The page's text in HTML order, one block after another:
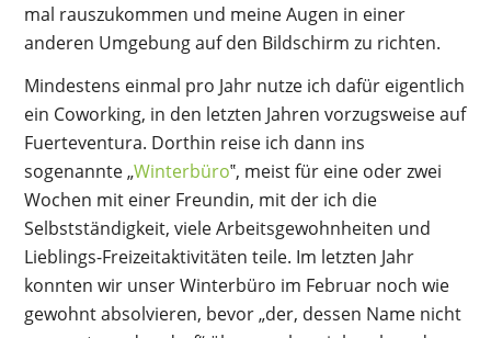
mal rauszukommen und meine Augen in einer
anderen Umgebung auf den Bildschirm zu richten.
Mindestens einmal pro Jahr nutze ich dafür eigentlich
ein Coworking, in den letzten Jahren vorzugsweise auf
Fuerteventura. Dorthin reise ich dann ins
sogenannte „Winterbüro‟, meist für eine oder zwei
Wochen mit einer Freundin, mit der ich die
Selbstständigkeit, viele Arbeitsgewohnheiten und
Lieblings-Freizeitaktivitäten teile. Im letzten Jahr
konnten wir unser Winterbüro im Februar noch wie
gewohnt absolvieren, bevor „der, dessen Name nicht